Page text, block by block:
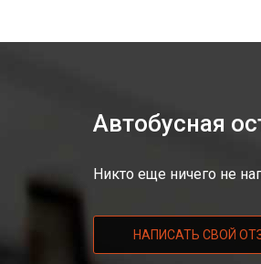
Автобусная
Никто еще ничего не
НАПИСАТЬ СВОЙ